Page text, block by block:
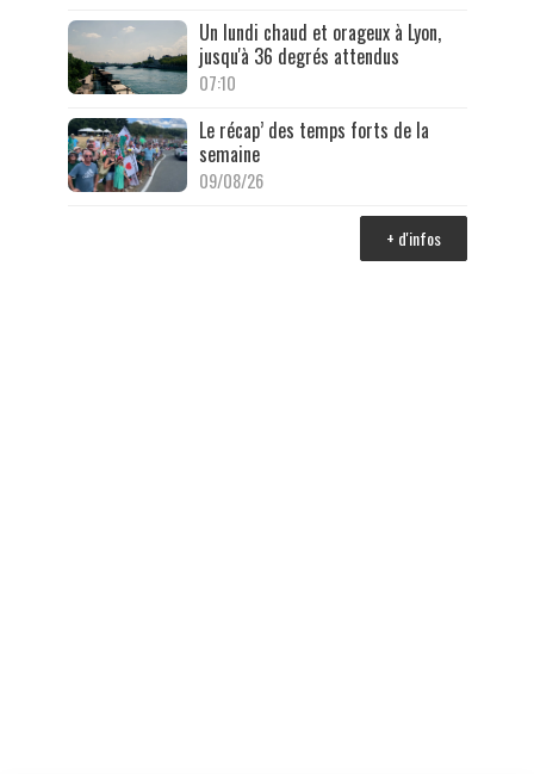
Un lundi chaud et orageux à Lyon,
jusqu'à 36 degrés attendus
07:10
Le récap’ des temps forts de la
semaine
09/08/26
+ d'infos